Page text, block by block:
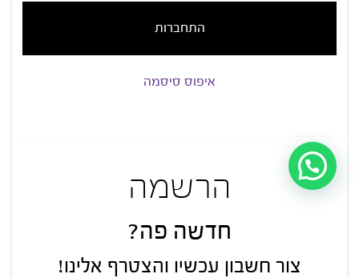
התחברות
איפוס סיסמה
הרשמה
חדשה פה?
צור חשבון עכשיו והצטרף אלינו!